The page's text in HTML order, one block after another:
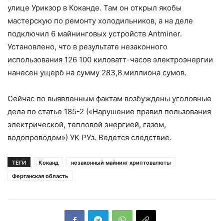
улице Урикзор в Коканде. Там он открыл якобы
мастерскую по ремонту холодильников, а на деле
подключил 6 майнинговых устройств Antminer.
Установлено, что в результате незаконного
использования 126 100 киловатт-часов электроэнергии
нанесен ущерб на сумму 283,8 миллиона сумов.
Сейчас по выявленным фактам возбуждены уголовные
дела по статье 185-2 («Нарушение правил пользования
электрической, тепловой энергией, газом,
водопроводом») УК РУз. Ведется следствие.
ТЕГИ Коканд
незаконный майнинг криптовалюты
Ферганская область